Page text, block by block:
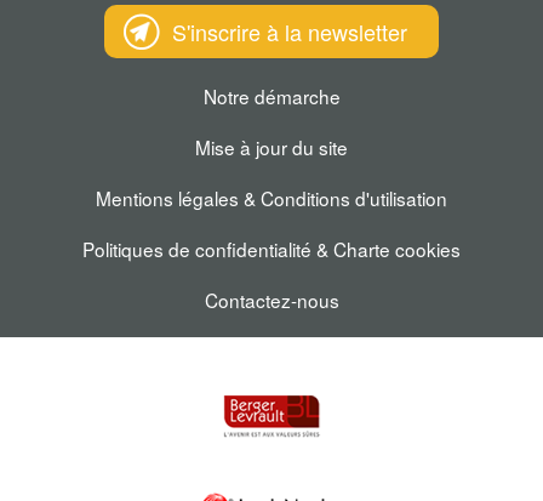
S'inscrire à la newsletter
Notre démarche
Mise à jour du site
Mentions légales & Conditions d'utilisation
Politiques de confidentialité & Charte cookies
Contactez-nous